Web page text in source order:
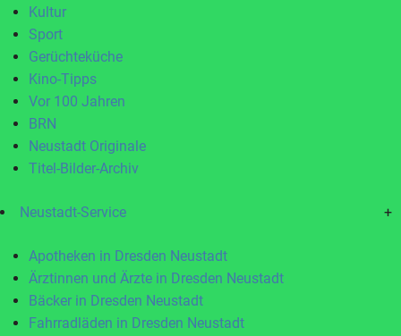
Kultur
Sport
Gerüchteküche
Kino-Tipps
Vor 100 Jahren
BRN
Neustadt Originale
Titel-Bilder-Archiv
Neustadt-Service +
Apotheken in Dresden Neustadt
Ärztinnen und Ärzte in Dresden Neustadt
Bäcker in Dresden Neustadt
Fahrradläden in Dresden Neustadt